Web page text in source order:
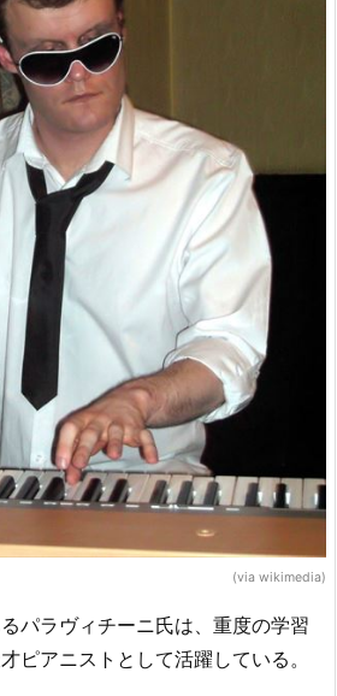
(via wikimedia)
パラヴィチーニ氏は、重度の学習
ピアニストとして活躍している。